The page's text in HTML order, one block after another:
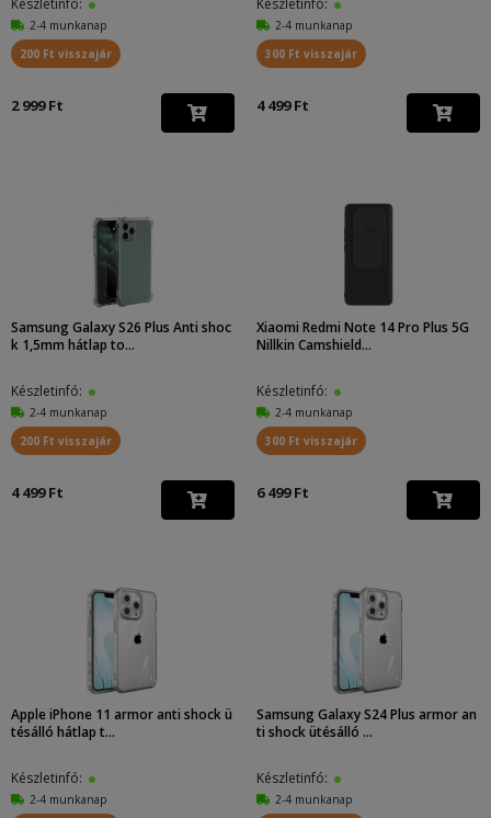
2-4 munkanap
200 Ft visszajár
2 999 Ft
2-4 munkanap
300 Ft visszajár
4 499 Ft
Samsung Galaxy S26 Plus Anti shoc
k 1,5mm hátlap to...
Készletinfó:
2-4 munkanap
200 Ft visszajár
4 499 Ft
Xiaomi Redmi Note 14 Pro Plus 5G
Nillkin Camshield...
Készletinfó:
2-4 munkanap
300 Ft visszajár
6 499 Ft
Apple iPhone 11 armor anti shock ü
tésálló hátlap t...
Készletinfó:
2-4 munkanap
Samsung Galaxy S24 Plus armor an
ti shock ütésálló ...
Készletinfó:
2-4 munkanap